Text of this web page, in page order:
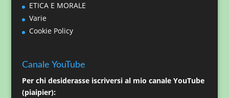
ETICA E MORALE
Varie
Cookie Policy
Canale YouTube
Per chi desiderasse iscriversi al mio canale YouTube
(piaipier):